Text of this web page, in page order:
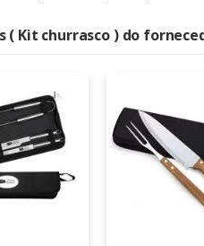
( Kit churrasco ) do